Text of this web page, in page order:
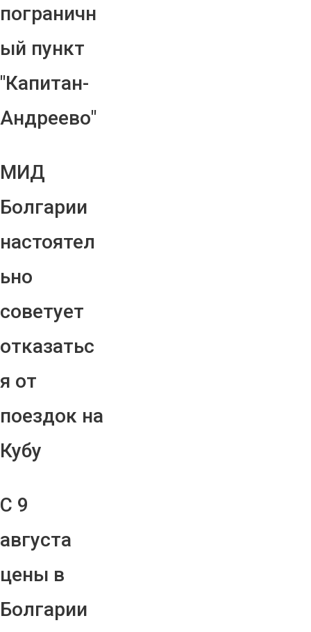
пограничн
ый пункт
"Капитан-
Андреево"
МИД
Болгарии
настоятел
ьно
советует
отказатьс
я от
поездок на
Кубу
С 9
августа
цены в
Болгарии